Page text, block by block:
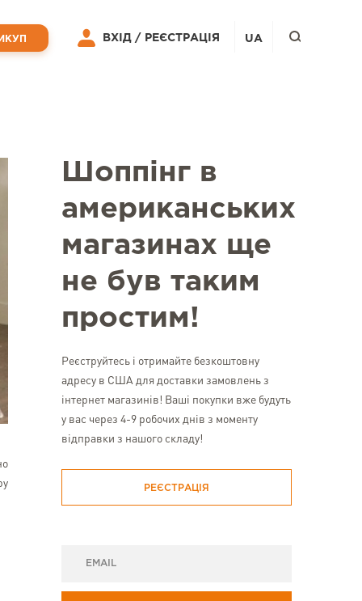
Шоппінг в
американських
магазинах ще
не був таким
простим!
Реєструйтесь і отримайте безкоштовну
адресу в США для доставки замовлень з
інтернет магазинів! Ваші покупки вже будуть
у вас через 4-9 робочих днів з моменту
відправки з нашого складу!
РЕЄСТРАЦІЯ
ВХІД / РЕЄСТРАЦІЯ UA